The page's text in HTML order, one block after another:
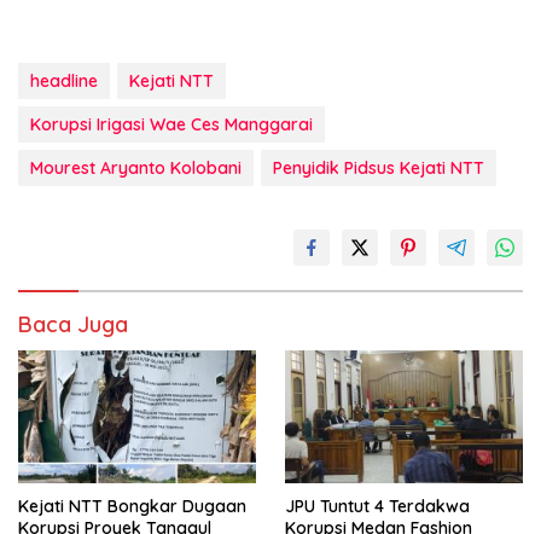
headline
Kejati NTT
Korupsi Irigasi Wae Ces Manggarai
Mourest Aryanto Kolobani
Penyidik Pidsus Kejati NTT
Baca Juga
Kejati NTT Bongkar Dugaan
Korupsi Proyek Tanggul
JPU Tuntut 4 Terdakwa
Korupsi Medan Fashion